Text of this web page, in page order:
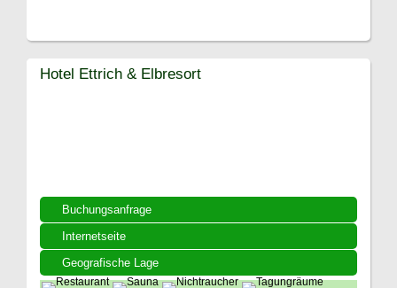
Buchungsanfrage
Internetseite
Geografische Lage
Hotel Ettrich & Elbresort